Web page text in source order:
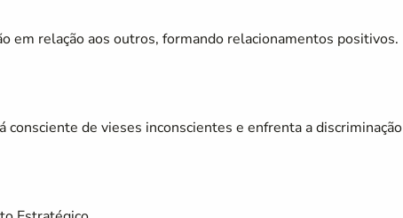
em relação aos outros, formando relacionamentos positivos.
consciente de vieses inconscientes e enfrenta a